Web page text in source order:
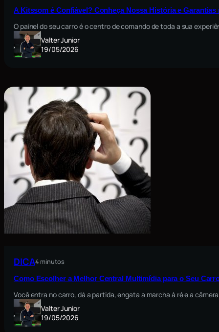
A Kitssom é Confiável? Conheça Nossa História e
O painel do seu carro é o centro de comando de toda a sua
Valter Junior
19/05/2026
DICA4 minutos
Como Escolher a Melhor Central Multimídia para o Seu
Você entra no carro, dá a partida, engata a marcha à ré e a
Valter Junior
19/05/2026